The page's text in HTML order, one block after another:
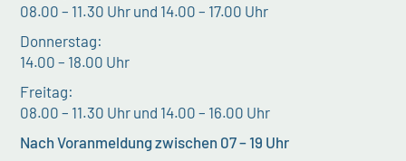
08.00 – 11.30 Uhr und 14.00 – 17.00 Uhr
Donnerstag:
14.00 – 18.00 Uhr
Freitag:
08.00 – 11.30 Uhr und 14.00 – 16.00 Uhr
Nach Voranmeldung zwischen 07 – 19 Uhr